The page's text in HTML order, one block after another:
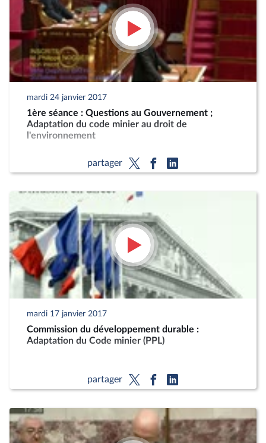
mardi 24 janvier 2017
1ère séance : Questions au Gouvernement ;
Adaptation du code minier au droit de
l'environnement
partager
mardi 17 janvier 2017
Commission du développement durable :
Adaptation du Code minier (PPL)
partager